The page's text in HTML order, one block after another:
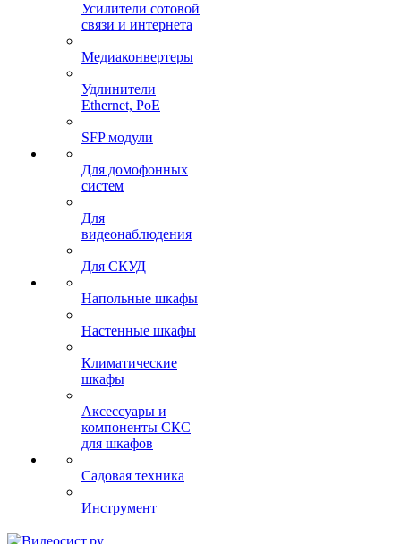
Усилители сотовой
связи и интернета
Медиаконвертеры
Удлинители
Ethernet, PoE
SFP модули
Для домофонных
систем
Для
видеонаблюдения
Для СКУД
Напольные шкафы
Настенные шкафы
Климатические
шкафы
Аксессуары и
компоненты СКС
для шкафов
Садовая техника
Инструмент